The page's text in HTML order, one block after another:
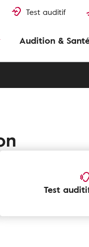
Test auditif
Audition &
Test